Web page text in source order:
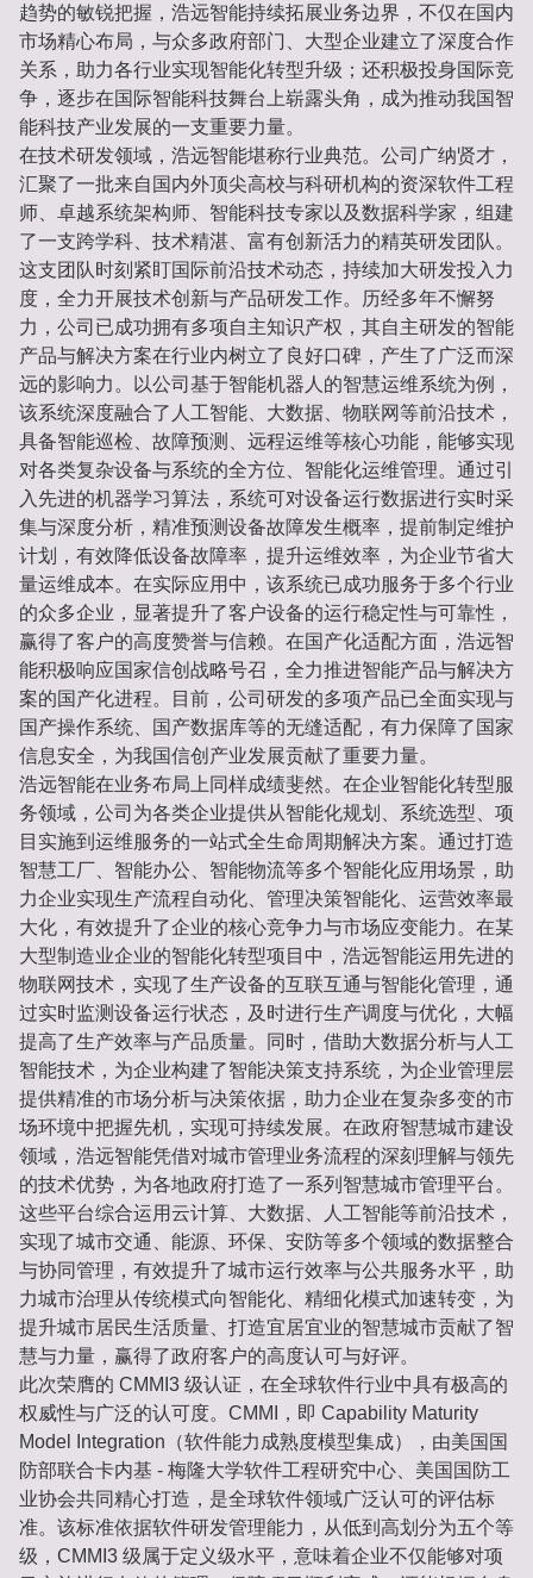
趋势的敏锐把握，浩远智能持续拓展业务边界，不仅在国内
市场精心布局，与众多政府部门、大型企业建立了深度合作
关系，助力各行业实现智能化转型升级；还积极投身国际竞
争，逐步在国际智能科技舞台上崭露头角，成为推动我国智
能科技产业发展的一支重要力量。
在技术研发领域，浩远智能堪称行业典范。公司广纳贤才，
汇聚了一批来自国内外顶尖高校与科研机构的资深软件工程
师、卓越系统架构师、智能科技专家以及数据科学家，组建
了一支跨学科、技术精湛、富有创新活力的精英研发团队。
这支团队时刻紧盯国际前沿技术动态，持续加大研发投入力
度，全力开展技术创新与产品研发工作。历经多年不懈努
力，公司已成功拥有多项自主知识产权，其自主研发的智能
产品与解决方案在行业内树立了良好口碑，产生了广泛而深
远的影响力。以公司基于智能机器人的智慧运维系统为例，
该系统深度融合了人工智能、大数据、物联网等前沿技术，
具备智能巡检、故障预测、远程运维等核心功能，能够实现
对各类复杂设备与系统的全方位、智能化运维管理。通过引
入先进的机器学习算法，系统可对设备运行数据进行实时采
集与深度分析，精准预测设备故障发生概率，提前制定维护
计划，有效降低设备故障率，提升运维效率，为企业节省大
量运维成本。在实际应用中，该系统已成功服务于多个行业
的众多企业，显著提升了客户设备的运行稳定性与可靠性，
赢得了客户的高度赞誉与信赖。在国产化适配方面，浩远智
能积极响应国家信创战略号召，全力推进智能产品与解决方
案的国产化进程。目前，公司研发的多项产品已全面实现与
国产操作系统、国产数据库等的无缝适配，有力保障了国家
信息安全，为我国信创产业发展贡献了重要力量。
浩远智能在业务布局上同样成绩斐然。在企业智能化转型服
务领域，公司为各类企业提供从智能化规划、系统选型、项
目实施到运维服务的一站式全生命周期解决方案。通过打造
智慧工厂、智能办公、智能物流等多个智能化应用场景，助
力企业实现生产流程自动化、管理决策智能化、运营效率最
大化，有效提升了企业的核心竞争力与市场应变能力。在某
大型制造业企业的智能化转型项目中，浩远智能运用先进的
物联网技术，实现了生产设备的互联互通与智能化管理，通
过实时监测设备运行状态，及时进行生产调度与优化，大幅
提高了生产效率与产品质量。同时，借助大数据分析与人工
智能技术，为企业构建了智能决策支持系统，为企业管理层
提供精准的市场分析与决策依据，助力企业在复杂多变的市
场环境中把握先机，实现可持续发展。在政府智慧城市建设
领域，浩远智能凭借对城市管理业务流程的深刻理解与领先
的技术优势，为各地政府打造了一系列智慧城市管理平台。
这些平台综合运用云计算、大数据、人工智能等前沿技术，
实现了城市交通、能源、环保、安防等多个领域的数据整合
与协同管理，有效提升了城市运行效率与公共服务水平，助
力城市治理从传统模式向智能化、精细化模式加速转变，为
提升城市居民生活质量、打造宜居宜业的智慧城市贡献了智
慧与力量，赢得了政府客户的高度认可与好评。
此次荣膺的 CMMI3 级认证，在全球软件行业中具有极高的
权威性与广泛的认可度。CMMI，即 Capability Maturity
Model Integration（软件能力成熟度模型集成），由美国国
防部联合卡内基 - 梅隆大学软件工程研究中心、美国国防工
业协会共同精心打造，是全球软件领域广泛认可的评估标
准。该标准依据软件研发管理能力，从低到高划分为五个等
级，CMMI3 级属于定义级水平，意味着企业不仅能够对项